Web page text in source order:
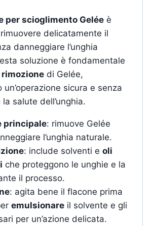
per scioglimento Gelée è
delicatamente il
danneggiare l’unghia
soluzione è fondamentale
rimozione di Gelée,
sicura e senza
salute dell’unghia.
principale: rimuove Gelée
l’unghia naturale.
: include solventi e oli
che proteggono le unghie e la
il processo.
: agita bene il flacone prima
emulsionareil solvente e gli
per un’azione delicata.